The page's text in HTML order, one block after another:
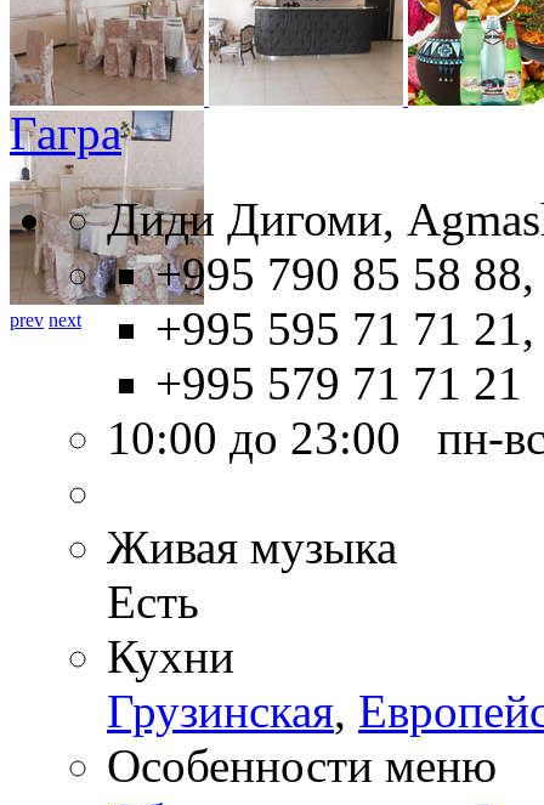
prev next
Гагра
Диди Дигоми,
+995 790 85 58 88,
+995 595 71 71 21,
+995 579 71 71 21
10:00 до 23:00 пн-
Живая музыка
Есть
Кухни
Грузинская,
Особенности меню